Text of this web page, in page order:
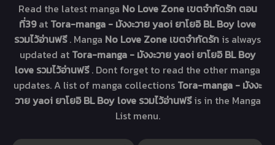
Read the latest manga No Love Zone เขตจำกัดรัก ตอน
ที่39at Tora-manga - มังงะวาย yaoi ยาโยอิ BL Boy love
รวมไว้อ่านฟรี. Manga No Love Zone เขตจำกัดรัก is always
updated at Tora-manga - มังงะวาย yaoi ยาโยอิ BL Boy
love รวมไว้อ่านฟรี. Dont forget to read the other manga
updates. A list of manga collections Tora-manga - มังงะ
วาย yaoi ยาโยอิ BL Boy love รวมไว้อ่านฟรีis in the Manga
List menu.